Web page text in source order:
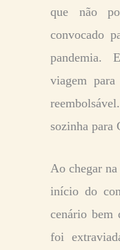
que não
convocado
pandemia.
viagem
sozinha para
Ao chegar
início do
cenário bem
foi